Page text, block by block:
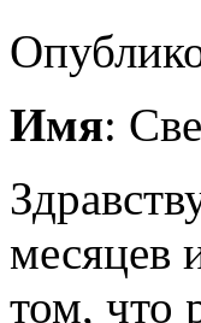
Имя:
месяцев
том, что